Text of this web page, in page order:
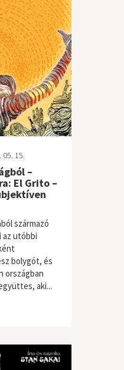
05. 15.
–
El Grito –
származó
az utóbbi
bolygót, és
országban
aki...